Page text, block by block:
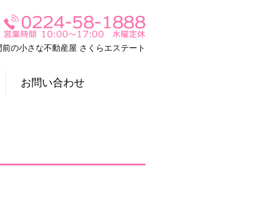
の小さな不動産屋 さくらエステート
お問い合わせ